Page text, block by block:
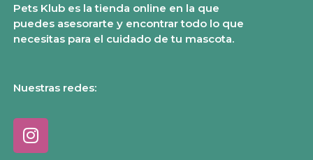
Pets Klub es la tienda online en la que
puedes asesorarte y encontrar todo lo que
necesitas para el cuidado de tu mascota.
Nuestras redes: